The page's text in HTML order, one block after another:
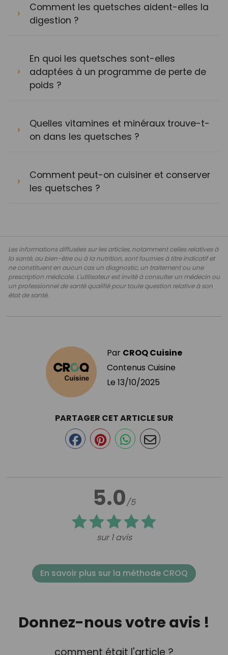
Comment les quetsches aident-elles la
digestion ?
En quoi les quetsches sont-elles
adaptées à un programme de perte de
poids ?
Quelles vitamines et minéraux trouve-t-
on dans les quetsches ?
Comment peut-on cuisiner et conserver
les quetsches ?
Les informations diffusées sur les articles, notamment celles relatives à
la santé, au bien-être ou à la nutrition, sont fournies à titre indicatif et
ne constituent en aucun cas un diagnostic, un traitement ou une
prescription médicale. L'utilisateur est invité à consulter un médecin ou
un professionnel de santé qualifié pour toute question relative à son
état de santé.
Par CROQ Cuisine
Contenus Cuisine
Le 13/10/2025
5.0/5
sur 1 avis
PARTAGER CET ARTICLE SUR
En savoir plus sur la méthode CROQ
Donnez-nous votre avis !